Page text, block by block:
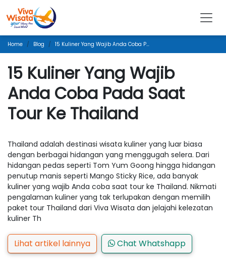
Home Blog 15 Kuliner Yang Wajib Anda Coba Pada Saat Tour Ke Thailand
15 Kuliner Yang Wajib
Anda Coba Pada Saat
Tour Ke Thailand
Thailand adalah destinasi wisata kuliner yang luar biasa
dengan berbagai hidangan yang menggugah selera. Dari
hidangan pedas seperti Tom Yum Goong hingga hidangan
penutup manis seperti Mango Sticky Rice, ada banyak
kuliner yang wajib Anda coba saat tour ke Thailand. Nikmati
pengalaman kuliner yang tak terlupakan dengan memilih
paket tour Thailand dari Viva Wisata dan jelajahi kelezatan
kuliner Th
Lihat artikel lainnya Chat Whatshapp